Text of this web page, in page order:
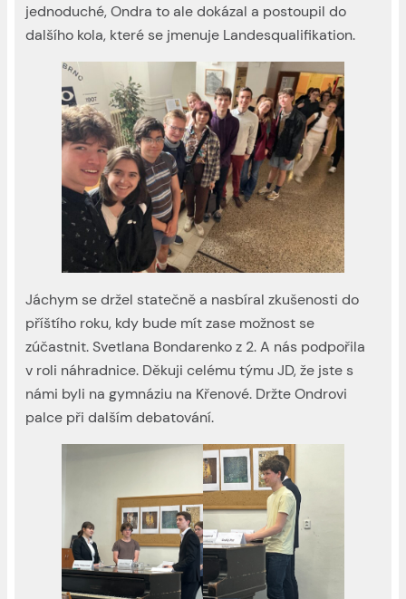
jednoduché, Ondra to ale dokázal a postoupil do
dalšího kola, které se jmenuje Landesqualifikation.
Jáchym se držel statečně a nasbíral zkušenosti do
příštího roku, kdy bude mít zase možnost se
zúčastnit. Svetlana Bondarenko z 2. A nás podpořila
v roli náhradnice. Děkuji celému týmu JD, že jste s
námi byli na gymnáziu na Křenové. Držte Ondrovi
palce při dalším debatování.